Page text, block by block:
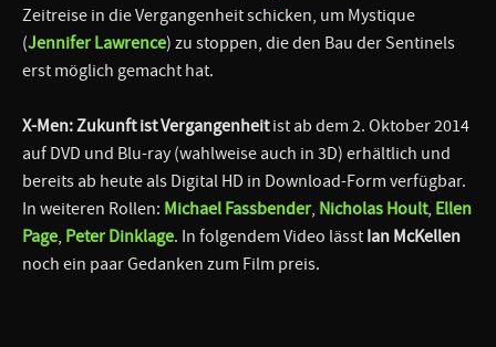
Zeitreise in die Vergangenheit schicken, um Mystique
(Jennifer Lawrence) zu stoppen, die den Bau der Sentinels
erst möglich gemacht hat.
X-Men: Zukunft ist Vergangenheitist ab dem 2. Oktober 2014
auf DVD und Blu-ray (wahlweise auch in 3D) erhältlich und
bereits ab heute als Digital HD in Download-Form verfügbar.
In weiteren Rollen: Michael Fassbender, Nicholas Hoult, Ellen
Page, Peter Dinklage. In folgendem Video lässt Ian McKellen
noch ein paar Gedanken zum Film preis.